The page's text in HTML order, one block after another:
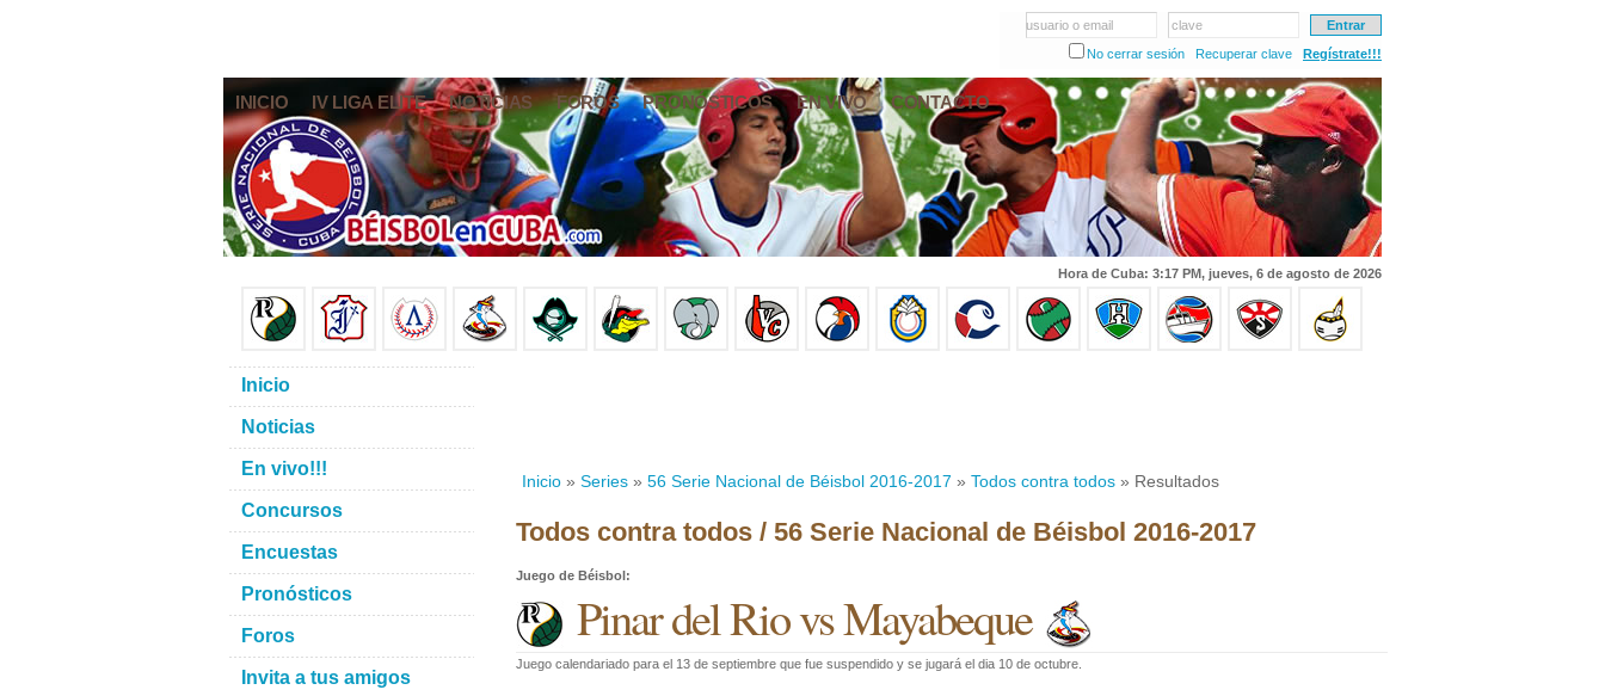
usuario o email
clave
No cerrar sesión
Recuperar clave Regístrate!!!
INICIO IV LIGA ELITE NOTICIAS FOROS PRONÓSTICOS EN VIVO CONTACTO
Hora de Cuba: 3:17 PM, jueves, 6 de agosto de 2026
Inicio » Series » 56 Serie Nacional de Béisbol 2016-2017 » Todos contra todos » Resultados
Todos contra todos / 56 Serie Nacional de Béisbol 2016-2017
Juego de Béisbol:
Pinar del Rio vs Mayabeque
Juego calendariado para el 13 de septiembre que fue suspendido y se jugará el dia 10 de octubre.
Inicio
Noticias
En vivo!!!
Concursos
Encuestas
Pronósticos
Foros
Invita a tus amigos